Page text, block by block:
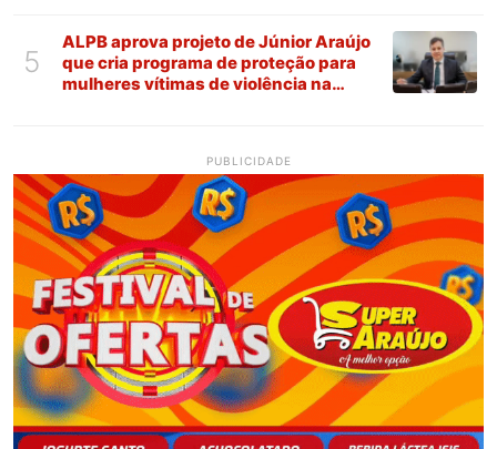
5
ALPB aprova projeto de Júnior Araújo
que cria programa de proteção para
mulheres vítimas de violência na
PUBLICIDADE